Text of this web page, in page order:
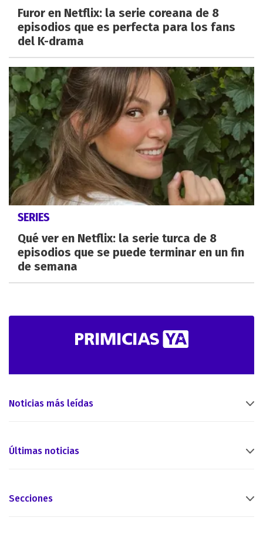
Furor en Netflix: la serie coreana de 8
episodios que es perfecta para los fans
del K-drama
SERIES
Qué ver en Netflix: la serie turca de 8
episodios que se puede terminar en un fin
de semana
Noticias más leídas
Últimas noticias
Secciones